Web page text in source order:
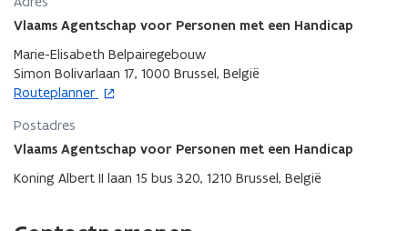
i
e
u
w
v
e
n
s
e
i
n
i
e
u
w
v
e
n
Vlaams Agentschap voor Personen met een Handicap
Marie-Elisabeth Belpairegebouw
Simon Bolivarlaan 17, 1000 Brussel, België
Routeplanner
o
e
n
i
n
Postadres
Vlaams Agentschap voor Personen met een Handicap
Koning Albert II laan 15 bus 320, 1210 Brussel, België